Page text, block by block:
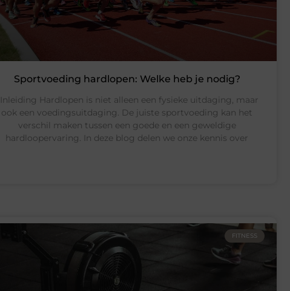
Sportvoeding hardlopen: Welke heb je nodig?
Inleiding Hardlopen is niet alleen een fysieke uitdaging, maar
ook een voedingsuitdaging. De juiste sportvoeding kan het
verschil maken tussen een goede en een geweldige
hardloopervaring. In deze blog delen we onze kennis over
FITNESS